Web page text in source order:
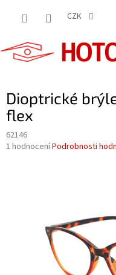
CZK
Dioptrické
flex
62146
Průměrné
1 hodnoceníPodrobnosti